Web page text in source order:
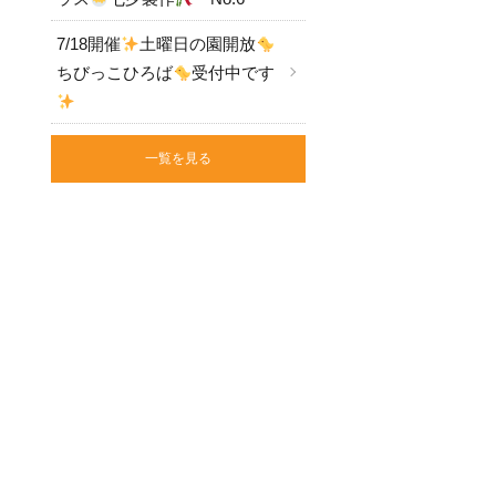
7/18開催
土曜日の園開放
ちびっこひろば
受付中です
一覧を見る